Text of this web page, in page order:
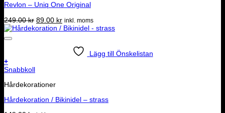
Revlon – Uniq One Original
249.00kr Det
ursprungliga
89.00 krDet
nuvarande
89.00 kr.
inkl. moms
Lägg till Önskelistan
+
Snabbkoll
Hårdekorationer
Hårdekoration / Bikinidel – strass